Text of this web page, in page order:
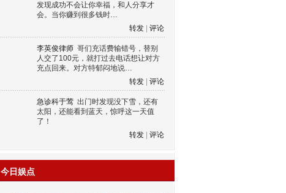
发现成功不会让你幸福，和人分享才
会。当你赚到很多钱时…
转发
评论
李英俊律师 哥们充话费输错号，替别
人交了100元，就打过去电话想让对方
充点回来。对方特郁闷地说…
转发
评论
急诊科于莺 出门时发现没下雪，还有
太阳，还能看到蓝天，惊呼这一天值
了！
转发
评论
今日娱点